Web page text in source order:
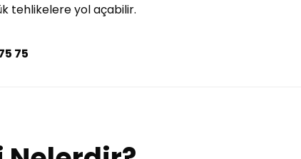
tehlikelere yol açabilir.
75